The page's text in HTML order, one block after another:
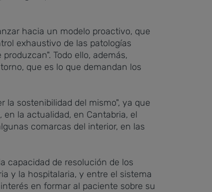
hacia un modelo proactivo, que
exhaustivo de las patologías
Todo ello, además,
que es lo que demandan los
sostenibilidad del mismo", ya que
la actualidad, en Cantabria, el
comarcas del interior, en las
capacidad de resolución de los
y la hospitalaria, y entre el sistema
en formar al paciente sobre su